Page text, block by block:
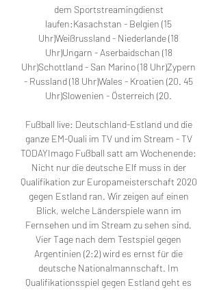
dem Sportstreamingdienst
laufen:Kasachstan - Belgien (15
Uhr)Weißrussland - Niederlande (18
Uhr)Ungarn - Aserbaidschan (18
Uhr)Schottland - San Marino (18 Uhr)Zypern
- Russland (18 Uhr)Wales - Kroatien (20. 45
Uhr)Slowenien - Österreich (20.
Fußball live: Deutschland-Estland und die
ganze EM-Quali im TV und im Stream - TV
TODAYImago Fußball satt am Wochenende:
Nicht nur die deutsche Elf muss in der
Qualifikation zur Europameisterschaft 2020
gegen Estland ran. Wir zeigen auf einen
Blick, welche Länderspiele wann im
Fernsehen und im Stream zu sehen sind.
Vier Tage nach dem Testspiel gegen
Argentinien (2:2) wird es ernst für die
deutsche Nationalmannschaft. Im
Qualifikationsspiel gegen Estland geht es